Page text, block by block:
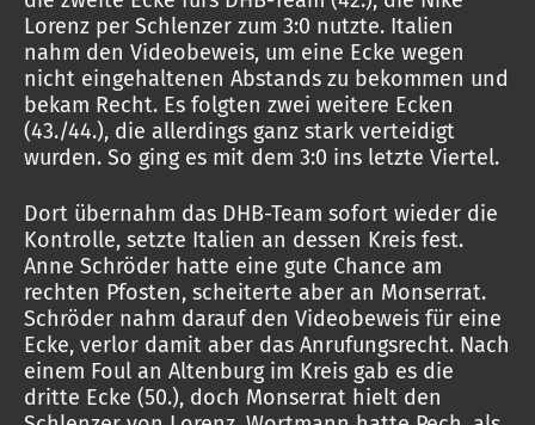
Lorenz per Schlenzer zum 3:0 nutzte. Italien
nahm den Videobeweis, um eine Ecke wegen
nicht eingehaltenen Abstands zu bekommen und
bekam Recht. Es folgten zwei weitere Ecken
(43./44.), die allerdings ganz stark verteidigt
wurden. So ging es mit dem 3:0 ins letzte Viertel.
Dort übernahm das DHB-Team sofort wieder die
Kontrolle, setzte Italien an dessen Kreis fest.
Anne Schröder hatte eine gute Chance am
rechten Pfosten, scheiterte aber an Monserrat.
Schröder nahm darauf den Videobeweis für eine
Ecke, verlor damit aber das Anrufungsrecht. Nach
einem Foul an Altenburg im Kreis gab es die
dritte Ecke (50.), doch Monserrat hielt den